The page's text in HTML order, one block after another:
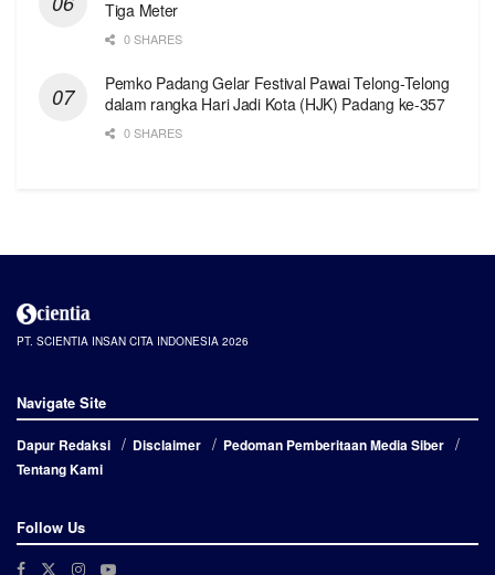
Tiga Meter
0 SHARES
Pemko Padang Gelar Festival Pawai Telong-Telong
dalam rangka Hari Jadi Kota (HJK) Padang ke-357
0 SHARES
PT. SCIENTIA INSAN CITA INDONESIA 2026
Navigate Site
Dapur Redaksi Disclaimer
Pedoman Pemberitaan Media Siber
Tentang Kami
Follow Us